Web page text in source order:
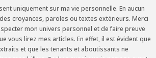
uniquement sur ma vie personnelle. En aucun
croyances, paroles ou textes extérieurs. Merci
mon univers personnel et de faire preuve
vous lirez mes articles. En effet, il est évident que
et que les tenants et aboutissants ne